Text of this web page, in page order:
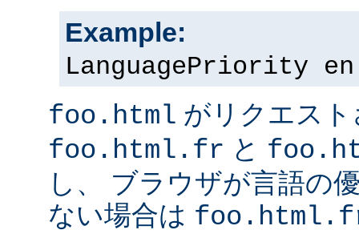
Example:
LanguagePriority
foo.html がリクエスト
foo.html.fr と
し、 ブラウザが言語の
ない場合は